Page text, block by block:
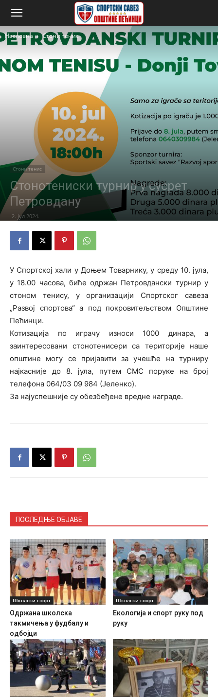
Насловна Стони тенис
Стони тенис
Стонотениски турнир у сусрет
Петровдану
2. јул 2024.
У Спортској хали у Доњем Товарнику, у среду 10. јула,
у 18.00 часова, биће одржан Петровдански турнир у
стоном тенису, у организацији Спортског савеза
„Развој спортова“ а под покровитељством Општине
Пећинци.
Котизација по играчу износи 1000 динара, а
заинтересовани стонотенисери са територије наше
општине могу се пријавити за учешће на турниру
најкасније до 8. јула, путем СМС поруке на број
телефона 064/03 09 984 (Јеленко).
За најуспешније су обезбеђене вредне награде.
ПОСЛЕДЊЕ ОБЈАВЕ
Школски спорт
Одржана школска
такмичења у фудбалу и
одбојци
Школски спорт
Екологија и спорт руку под
руку